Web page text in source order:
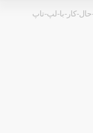
کار-با-لپ-تاپ